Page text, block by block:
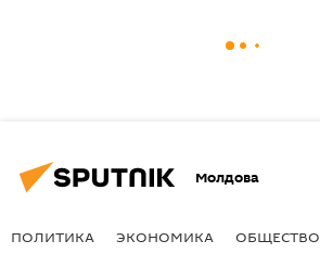
Молдова
ПОЛИТИКА ЭКОНОМИКА ОБЩЕСТВО